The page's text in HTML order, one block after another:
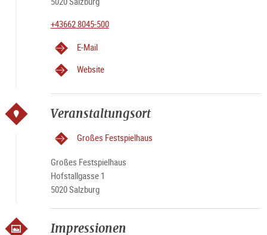
+43662 8045-500
E-Mail
Website
Veranstaltungsort
Großes Festspielhaus
Großes Festspielhaus
Hofstallgasse 1
5020 Salzburg
Impressionen